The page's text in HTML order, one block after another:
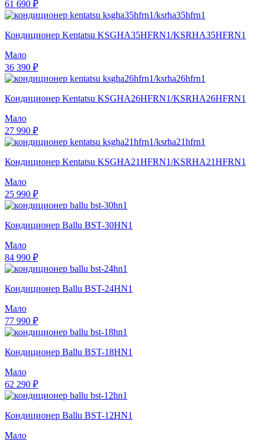
61 690 ₽
Кондиционер Kentatsu KSGHA35HFRN1/KSRHA35HFRN1
Мало
36 390 ₽
Кондиционер Kentatsu KSGHA26HFRN1/KSRHA26HFRN1
Мало
27 990 ₽
Кондиционер Kentatsu KSGHA21HFRN1/KSRHA21HFRN1
Мало
25 990 ₽
Кондиционер Ballu BST-30HN1
Мало
84 990 ₽
Кондиционер Ballu BST-24HN1
Мало
77 990 ₽
Кондиционер Ballu BST-18HN1
Мало
62 290 ₽
Кондиционер Ballu BST-12HN1
Мало